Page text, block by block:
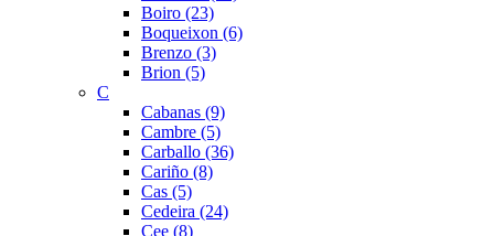
Boiro (23)
Boqueixon (6)
Brenzo (3)
Brion (5)
C
Cabanas (9)
Cambre (5)
Carballo (36)
Cariño (8)
Cas (5)
Cedeira (24)
Cee (8)